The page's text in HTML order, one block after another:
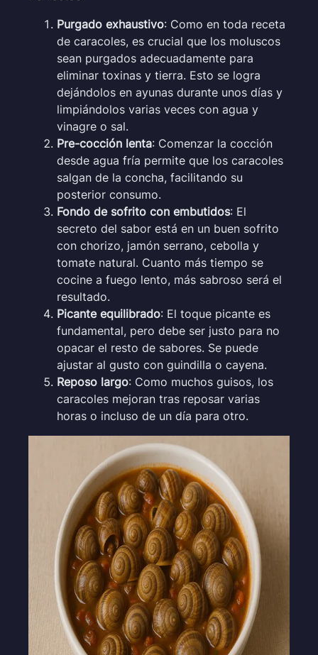
Purgado exhaustivo: Como en toda receta
de caracoles, es crucial que los moluscos
sean purgados adecuadamente para
eliminar toxinas y tierra. Esto se logra
dejándolos en ayunas durante unos días y
limpiándolos varias veces con agua y
vinagre o sal.
Pre-cocción lenta: Comenzar la cocción
desde agua fría permite que los caracoles
salgan de la concha, facilitando su
posterior consumo.
Fondo de sofrito con embutidos: El
secreto del sabor está en un buen sofrito
con chorizo, jamón serrano, cebolla y
tomate natural. Cuanto más tiempo se
cocine a fuego lento, más sabroso será el
resultado.
Picante equilibrado: El toque picante es
fundamental, pero debe ser justo para no
opacar el resto de sabores. Se puede
ajustar al gusto con guindilla o cayena.
Reposo largo: Como muchos guisos, los
caracoles mejoran tras reposar varias
horas o incluso de un día para otro.